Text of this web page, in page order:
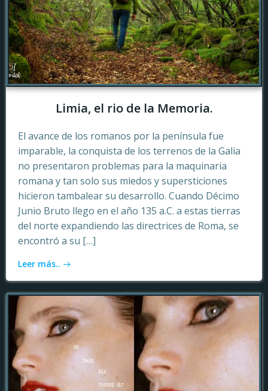
Limia, el rio de la Memoria.
El avance de los romanos por la península fue
imparable, la conquista de los terrenos de la Galia
no presentaron problemas para la maquinaria
romana y tan solo sus miedos y supersticiones
hicieron tambalear su desarrollo. Cuando Décimo
Junio Bruto llego en el año 135 a.C. a estas tierras
del norte expandiendo las directrices de Roma, se
encontró a su […]
Leer más..